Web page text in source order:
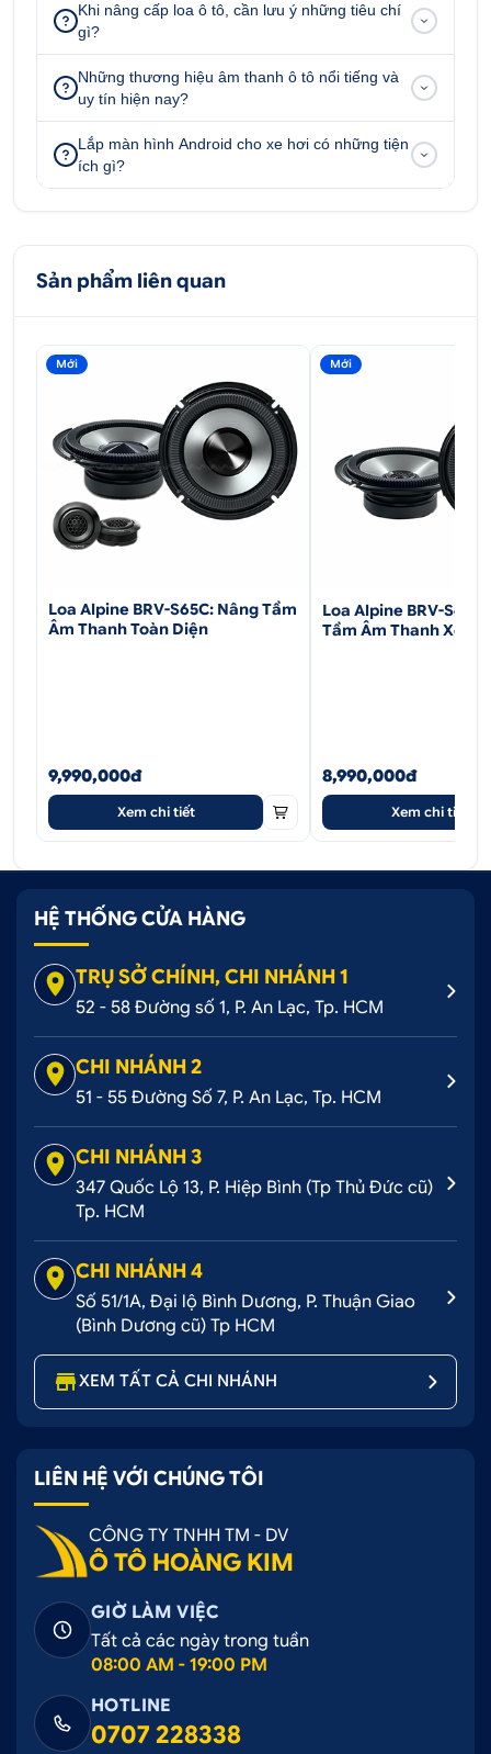
0707 183 868
Địa chỉ:52 - 58 Đường số 1, P.Bình Trị Đông B,
Q.Bình Tân, Tp.HCM
51 - 55 Đường số 7, P.An Lạc A, Q.Bình Tân, Tp.HCM
51/1A Đại lộ Bình Dương Khu Phố Bình Giao, P.Thuận
Khi nâng cấp loa ô tô, cần lưu ý những tiêu chí
gì?
Những thương hiệu âm thanh ô tô nổi tiếng và
uy tín hiện nay?
Lắp màn hình Android cho xe hơi có những tiện
ích gì?
Sản phẩm liên quan
Mới
Loa Alpine BRV-S65C: Nâng Tầm
Âm Thanh Toàn Diện
9,990,000đ
Xem chi tiết
Mới
Loa Alpine BRV-S65
Tầm Âm Thanh Xe
8,990,000đ
Xem chi tiết
HỆ THỐNG CỬA HÀNG
TRỤ SỞ CHÍNH, CHI NHÁNH 1
52 - 58 Đường số 1, P. An Lạc, Tp. HCM
CHI NHÁNH 2
51 - 55 Đường Số 7, P. An Lạc, Tp. HCM
CHI NHÁNH 3
347 Quốc Lộ 13, P. Hiệp Bình (Tp Thủ Đức cũ)
Tp. HCM
CHI NHÁNH 4
Số 51/1A, Đại lộ Bình Dương, P. Thuận Giao
(Bình Dương cũ) Tp HCM
XEM TẤT CẢ CHI NHÁNH
LIÊN HỆ VỚI CHÚNG TÔI
CÔNG TY TNHH TM - DV
Ô TÔ HOÀNG KIM
GIỜ LÀM VIỆC
Tất cả các ngày trong tuần
08:00 AM - 19:00 PM
HOTLINE
0707 228338